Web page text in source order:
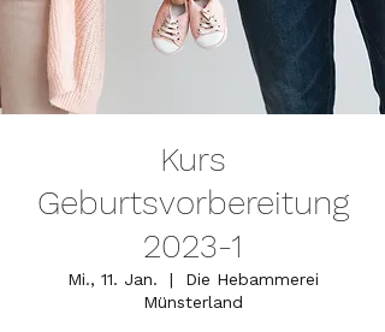
Kurs
Geburtsvorbereitung
2023-1
Mi., 11. Jan.
  |
Die Hebammerei
Münsterland